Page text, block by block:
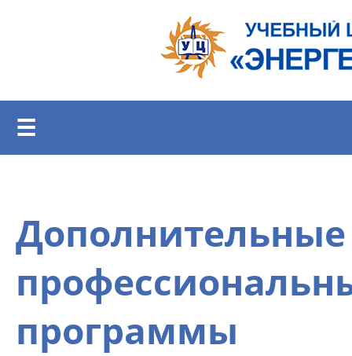
Перейти к основному содержанию
☰
Дополнительные
программы